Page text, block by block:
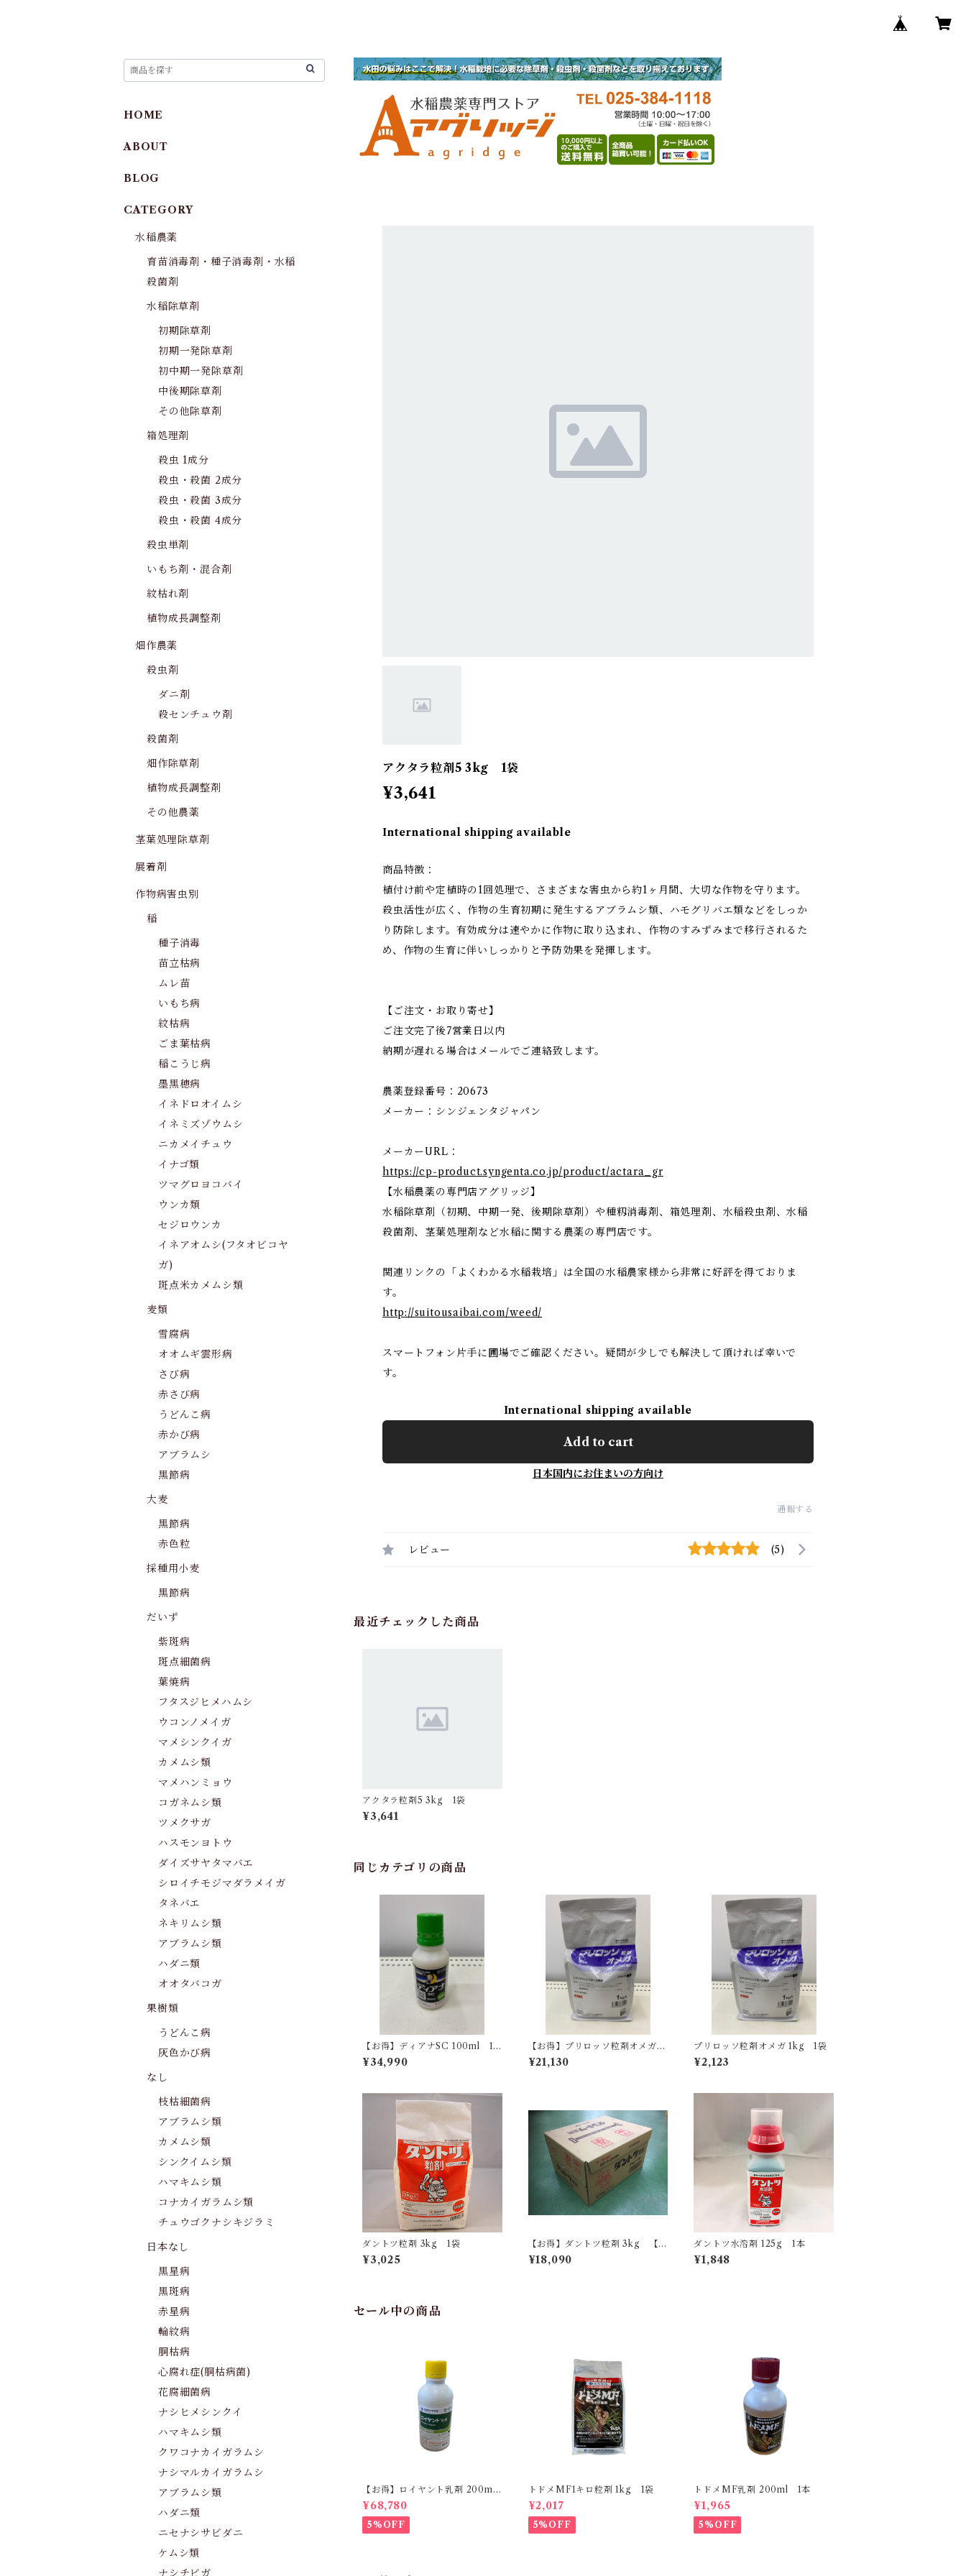
アクタラ粒剤5 3kg 1袋
¥3,641
International shipping available
商品特徴：
植付け前や定植時の1回処理で、さまざまな害虫から約1ヶ月間、大切な作物を守ります。
殺虫活性が広く、作物の生育初期に発生するアブラムシ類、ハモグリバエ類などをしっか
り防除します。有効成分は速やかに作物に取り込まれ、作物のすみずみまで移行されるた
め、作物の生育に伴いしっかりと予防効果を発揮します。
【ご注文・お取り寄せ】
ご注文完了後7営業日以内
納期が遅れる場合はメールでご連絡致します。
農薬登録番号：20673
メーカー：シンジェンタジャパン
メーカーURL：
https://cp-product.syngenta.co.jp/product/actara_gr
【水稲農薬の専門店アグリッジ】
水稲除草剤（初期、中期一発、後期除草剤）や種籾消毒剤、箱処理剤、水稲殺虫剤、水稲
殺菌剤、茎葉処理剤など水稲に関する農薬の専門店です。
関連リンクの「よくわかる水稲栽培」は全国の水稲農家様から非常に好評を得ておりま
す。
http://suitousaibai.com/weed/
スマートフォン片手に圃場でご確認ください。疑問が少しでも解決して頂ければ幸いで
す。
International shipping available
Add to cart
日本国内にお住まいの方向け
通報する
レビュー (5)
最近チェックした商品
アクタラ粒剤5 3kg 1袋
¥3,641
同じカテゴリの商品
【お得】ディアナSC 100ml 10
本
¥34,990
【お得】プリロッソ粒剤オメガ 1
kg 【1箱】10袋入
¥21,130
プリロッソ粒剤オメガ 1kg 1袋
¥2,123
ダントツ粒剤 3kg 1袋
¥3,025
【お得】ダントツ粒剤 3kg 【1
箱】6袋入
¥18,090
ダントツ水溶剤 125g 1本
¥1,848
セール中の商品
【お得】ロイヤント乳剤 200ml
【1箱】20本入
¥68,780
5%OFF
トドメMF1キロ粒剤 1kg 1袋
¥2,017
5%OFF
トドメMF乳剤 200ml 1本
¥1,965
5%OFF
HOME
ABOUT
BLOG
CATEGORY
水稲農薬
育苗消毒剤・種子消毒剤・水稲
殺菌剤
水稲除草剤
初期除草剤
初期一発除草剤
初中期一発除草剤
中後期除草剤
その他除草剤
箱処理剤
殺虫 1成分
殺虫・殺菌 2成分
殺虫・殺菌 3成分
殺虫・殺菌 4成分
殺虫単剤
いもち剤・混合剤
紋枯れ剤
植物成長調整剤
畑作農薬
殺虫剤
ダニ剤
殺センチュウ剤
殺菌剤
畑作除草剤
植物成長調整剤
その他農薬
茎葉処理除草剤
展着剤
作物病害虫別
稲
種子消毒
苗立枯病
ムレ苗
いもち病
紋枯病
ごま葉枯病
稲こうじ病
墨黒穂病
イネドロオイムシ
イネミズゾウムシ
ニカメイチュウ
イナゴ類
ツマグロヨコバイ
ウンカ類
セジロウンカ
イネアオムシ(フタオビコヤ
ガ)
斑点米カメムシ類
麦類
雪腐病
オオムギ雲形病
さび病
赤さび病
うどんこ病
赤かび病
アブラムシ
黒節病
大麦
黒節病
赤色粒
採種用小麦
黒節病
だいず
紫斑病
斑点細菌病
葉焼病
フタスジヒメハムシ
ウコンノメイガ
マメシンクイガ
カメムシ類
マメハンミョウ
コガネムシ類
ツメクサガ
ハスモンヨトウ
ダイズサヤタマバエ
シロイチモジマダラメイガ
タネバエ
ネキリムシ類
アブラムシ類
ハダニ類
オオタバコガ
果樹類
うどんこ病
灰色かび病
なし
枝枯細菌病
アブラムシ類
カメムシ類
シンクイムシ類
ハマキムシ類
コナカイガラムシ類
チュウゴクナシキジラミ
日本なし
黒星病
黒斑病
赤星病
輪紋病
胴枯病
心腐れ症(胴枯病菌)
花腐細菌病
ナシヒメシンクイ
ハマキムシ類
クワコナカイガラムシ
ナシマルカイガラムシ
アブラムシ類
ハダニ類
ニセナシサビダニ
ケムシ類
ナシチビガ